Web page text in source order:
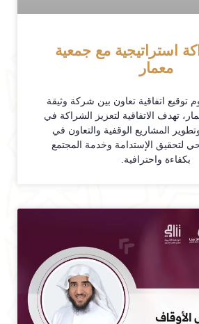
استراتيجية مع جمعية
معمار
توقيع اتفاقية تعاون بين شركة وثيقة
تهدف الاتفاقية لتعزيز الشراكة في
المشاريع الوقفية والتعاون في
لتحقيق الإستدامة وخدمة المجتمع
بكفاءة واحترافية.